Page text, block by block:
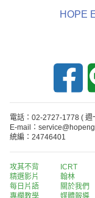
HOPE
電話：02-2727-1778 ( 週
E-mail：
統編：24746401
攻其不背
精選影片
每日片語
專欄教學
ICRT
翰林
關於我們
媒體報導